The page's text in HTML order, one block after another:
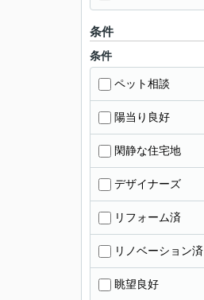
条件
条件
ペット相談
陽当り良好
閑静な住宅地
デザイナーズ
リフォーム済
リノベーション済
眺望良好